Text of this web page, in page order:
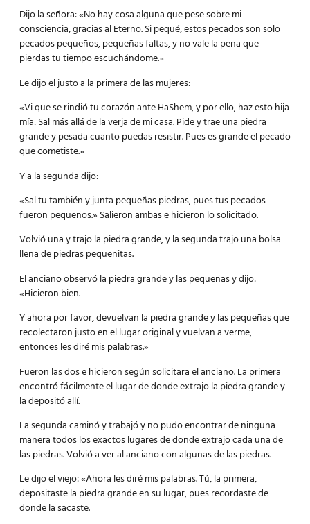
Dijo la señora: «No hay cosa alguna que pese sobre mi
consciencia, gracias al Eterno. Si pequé, estos pecados son solo
pecados pequeños, pequeñas faltas, y no vale la pena que
pierdas tu tiempo escuchándome.»
Le dijo el justo a la primera de las mujeres:
«Vi que se rindió tu corazón ante HaShem, y por ello, haz esto hija
mía: Sal más allá de la verja de mi casa. Pide y trae una piedra
grande y pesada cuanto puedas resistir. Pues es grande el pecado
que cometiste.»
Y a la segunda dijo:
«Sal tu también y junta pequeñas piedras, pues tus pecados
fueron pequeños.» Salieron ambas e hicieron lo solicitado.
Volvió una y trajo la piedra grande, y la segunda trajo una bolsa
llena de piedras pequeñitas.
El anciano observó la piedra grande y las pequeñas y dijo:
«Hicieron bien.
Y ahora por favor, devuelvan la piedra grande y las pequeñas que
recolectaron justo en el lugar original y vuelvan a verme,
entonces les diré mis palabras.»
Fueron las dos e hicieron según solicitara el anciano. La primera
encontró fácilmente el lugar de donde extrajo la piedra grande y
la depositó allí.
La segunda caminó y trabajó y no pudo encontrar de ninguna
manera todos los exactos lugares de donde extrajo cada una de
las piedras. Volvió a ver al anciano con algunas de las piedras.
Le dijo el viejo: «Ahora les diré mis palabras. Tú, la primera,
depositaste la piedra grande en su lugar, pues recordaste de
donde la sacaste.